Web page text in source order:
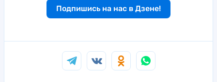
Подпишись на нас в Дзене!